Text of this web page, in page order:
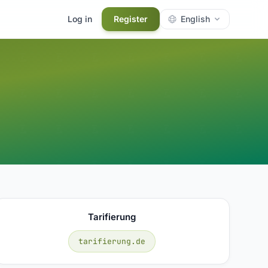
Log in Register English
Tarifierung
tarifierung.de